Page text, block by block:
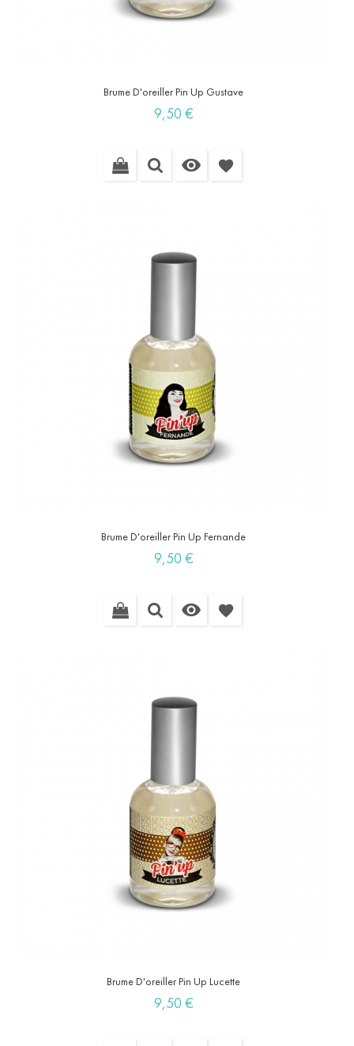
Brume D'oreiller Pin Up Gustave
Prix
9,50 €
 favorite
Brume D'oreiller Pin Up Fernande
Prix
9,50 €
 favorite
Brume D'oreiller Pin Up Lucette
Prix
9,50 €